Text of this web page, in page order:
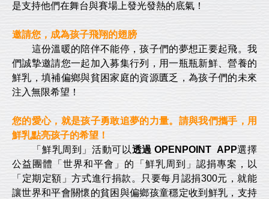
是支持他們在舞台與賽場上發光發熱的底氣！
邀請您，成為孩子飛翔的翅膀
這份溫暖的陪伴不能停，孩子們的夢想正要起飛。我
們誠摯邀請您一起加入募集行列，用一瓶瓶新鮮、營養的
鮮乳，填補偏鄉與貧困家庭的資源匱乏，為孩子們的未來
注入無限希望！
您的愛心，就是孩子勇敢追夢的力量。請與我們攜手，用
鮮乳點亮孩子的希望！
「鮮乳周到」活動可以透過 OPENPOINT APP選擇
公益團體「世界和平會」的「鮮乳周到」認捐專案，以
「定期定額」方式進行捐款。只要每月認捐300元，就能
讓世界和平會關懷的貧困與偏鄉孩童穩定收到鮮乳，支持